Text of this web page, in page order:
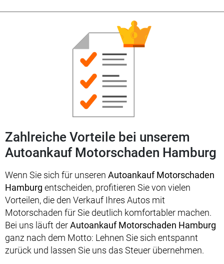
Zahlreiche Vorteile bei unserem
Autoankauf Motorschaden Hamburg
Wenn Sie sich für unseren Autoankauf Motorschaden
Hamburg entscheiden, profitieren Sie von vielen
Vorteilen, die den Verkauf Ihres Autos mit
Motorschaden für Sie deutlich komfortabler machen.
Bei uns läuft derAutoankauf Motorschaden Hamburg
ganz nach dem Motto: Lehnen Sie sich entspannt
zurück und lassen Sie uns das Steuer übernehmen.